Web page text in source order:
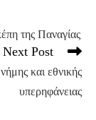
της Παναγίας
Next Post
και εθνικής
υπερηφάνειας